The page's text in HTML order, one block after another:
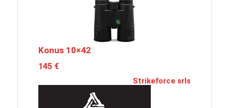
Konus 10×42
145 €
Strikeforce srls